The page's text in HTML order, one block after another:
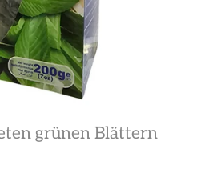
grünen Blättern